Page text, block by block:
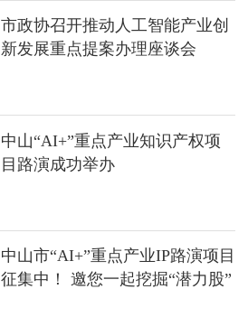
市政协召开推动人工智能产业创
新发展重点提案办理座谈会
中山“AI+”重点产业知识产权项
目路演成功举办
中山市“AI+”重点产业IP路演项目
征集中！ 邀您一起挖掘“潜力股”